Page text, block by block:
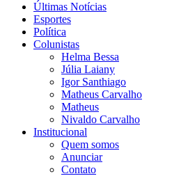
Últimas Notícias
Esportes
Política
Colunistas
Helma Bessa
Júlia Laiany
Igor Santhiago
Matheus Carvalho
Matheus
Nivaldo Carvalho
Institucional
Quem somos
Anunciar
Contato